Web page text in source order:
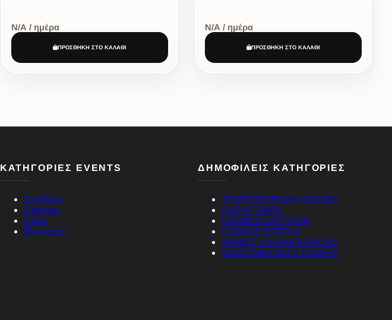
Ν/Α / ημέρα
ΠΡΟΣΘΗΚΗ ΣΤΟ ΚΑΛΑΘΙ
Ν/Α / ημέρα
ΠΡΟΣΘΗΚΗ ΣΤΟ ΚΑΛΑΘΙ
ΚΑΤΗΓΟΡΙΕΣ EVENTS
Συνέδρια
Εταιρικά
Γάμοι
Βαπτίσεις
ΔΗΜΟΦΙΛΕΙΣ ΚΑΤΗΓΟΡΙΕΣ
ΤΡΑΠΕΖΙΑ ΕΚΔΗΛΩΣΕΩΝ
EVENT BARS
ΣΚΑΜΠΟ ΚΑΙ ΠΟΥΦ
LOUNGE ΕΠΙΠΛΑ
ΑΨΙΔΕΣ ΚΑΙ BACKDROPS
ΔΙΑΚΟΣΜΗΤΙΚΑ ΣΤΟΙΧΕΙΑ